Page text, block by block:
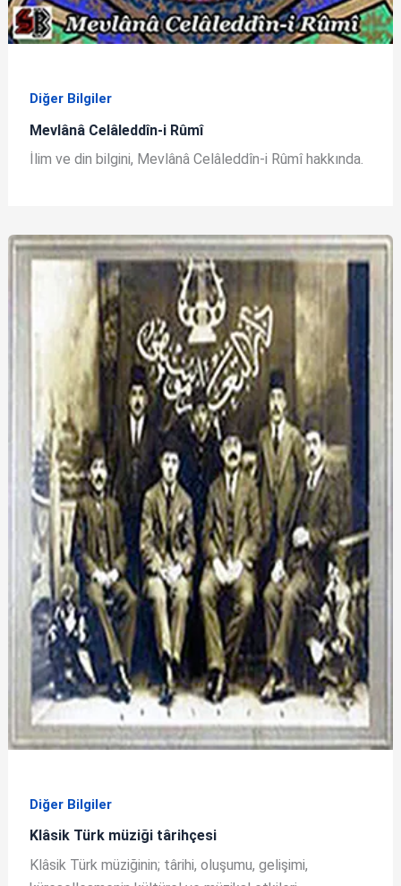
Diğer Bilgiler
Mevlânâ Celâleddîn-i Rûmî
İlim ve din bilgini, Mevlânâ Celâleddîn-i Rûmî hakkında.
Diğer Bilgiler
Klâsik Türk müziği târihçesi
Klâsik Türk müziğinin; târihi, oluşumu, gelişimi,